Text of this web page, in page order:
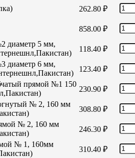
262.80 ₽
858.00 ₽
диаметр 5 мм,
118.40 ₽
диаметр 6 мм,
123.40 ₽
прямой №1 150
230.90 ₽
№ 2, 160 мм
308.80 ₽
№ 2, 160 мм
246.30 ₽
№ 1, 160мм
310.40 ₽